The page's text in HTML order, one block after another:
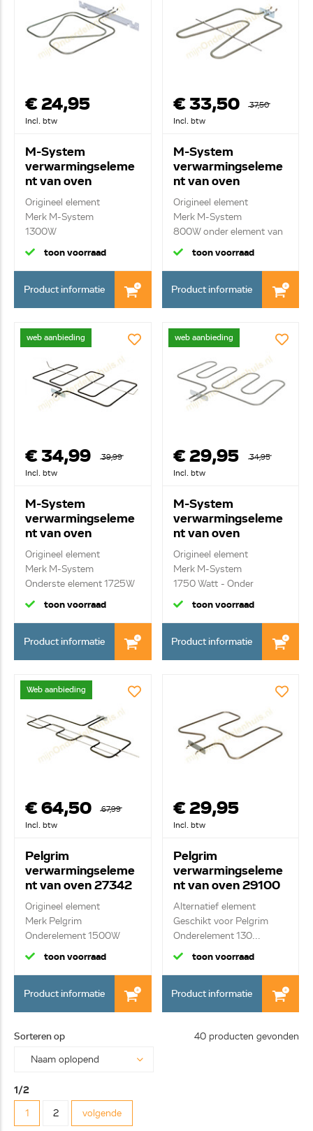
€ 24,95
Incl. btw
M-System
verwarmingseleme
nt van oven
062090004
Origineel element
Merk M-System
1300W
verwarmingselement o...
toon voorraad
Product informatie
€ 33,50
37,50
Incl. btw
M-System
verwarmingseleme
nt van oven
062096004
Origineel element
Merk M-System
800W onder element van
kle...
toon voorraad
Product informatie
web aanbieding
€ 34,99
39,99
Incl. btw
M-System
verwarmingseleme
nt van oven
062101004
Origineel element
Merk M-System
Onderste element 1725W
toon voorraad
Product informatie
web aanbieding
€ 29,95
34,95
Incl. btw
M-System
verwarmingseleme
nt van oven
062146004
Origineel element
Merk M-System
1750 Watt - Onder
element ...
toon voorraad
Product informatie
Web aanbieding
€ 64,50
67,99
Incl. btw
Pelgrim
verwarmingseleme
nt van oven 27342
Origineel element
Merk Pelgrim
Onderelement 1500W
toon voorraad
Product informatie
€ 29,95
Incl. btw
Pelgrim
verwarmingseleme
nt van oven 29100
Alternatief element
Geschikt voor Pelgrim
Onderelement 130...
toon voorraad
Product informatie
Sorteren op 40 producten gevonden
1/2
1
2 volgende